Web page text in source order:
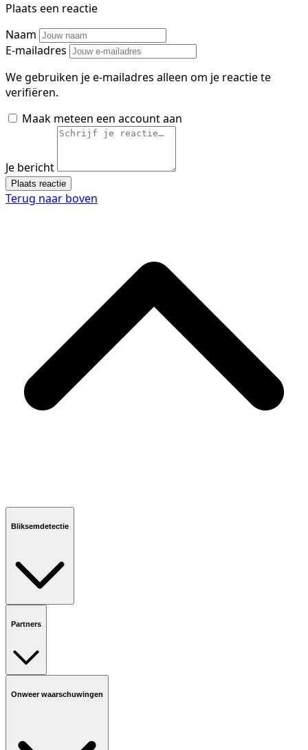
Plaats een reactie
Naam
E-mailadres
We gebruiken je e-mailadres alleen om je reactie te
verifiëren.
Maak meteen een account aan
Je bericht
Plaats reactie
Terug naar boven
Bliksemdetectie
Partners
Onweer waarschuwingen